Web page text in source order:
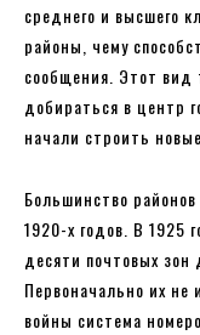
среднего и высшего
районы, чему
сообщения. Этот вид
добираться в центр
начали строить
Большинство
1920-х годов. В 1925
десяти почтовых
Первоначально их не
войны система